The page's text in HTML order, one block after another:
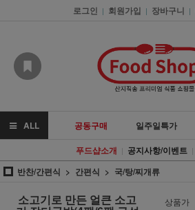
로그인 | 회원가입 | 장바구니 |
ALL 공동구매 일주일특가
푸드샵소개 | 공지사항/이벤트 |
반찬/간편식
간편식 국/탕/찌개류
소고기로 만든 얼큰 소고 상품가